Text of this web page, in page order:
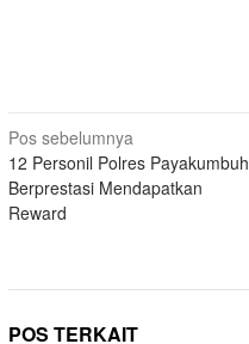
Navigasi
pos
Pos sebelumnya
12 Personil Polres Payakumbuh
Berprestasi Mendapatkan
Reward
POS TERKAIT